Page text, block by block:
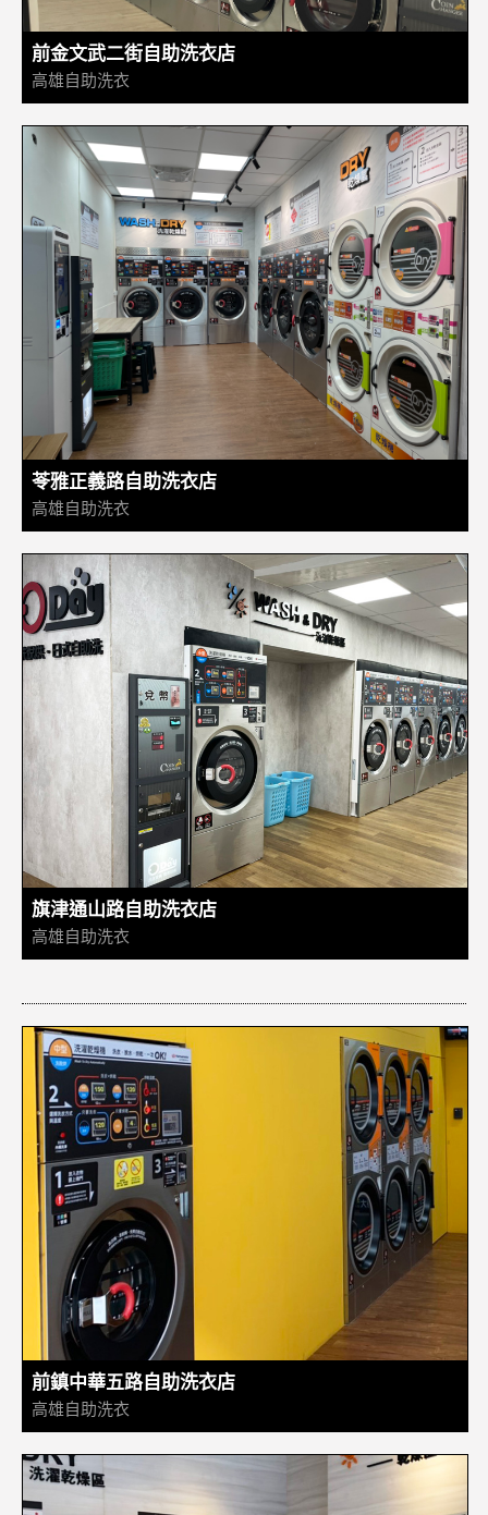
前金文武二街自助洗衣店
高雄自助洗衣
苓雅正義路自助洗衣店
高雄自助洗衣
旗津通山路自助洗衣店
高雄自助洗衣
前鎮中華五路自助洗衣店
高雄自助洗衣